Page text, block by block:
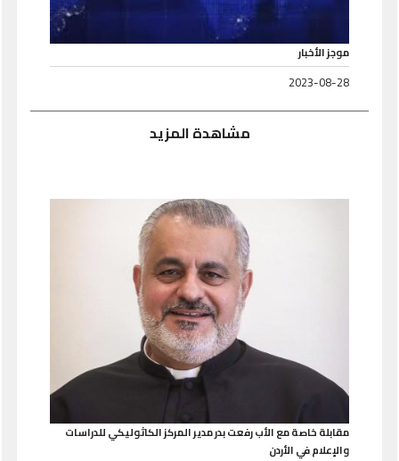
موجز الأخبار
2023-08-28
مشاهدة المزيد
مقابلة خاصة مع الأب رفعت بدر مدير المركز الكاثوليكي للدراسات
والإعلام في الأردن